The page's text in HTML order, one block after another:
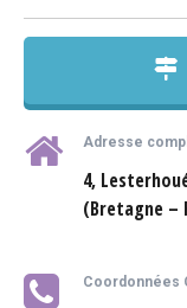
Adresse
4,
(Bretagne –
Coordonnées